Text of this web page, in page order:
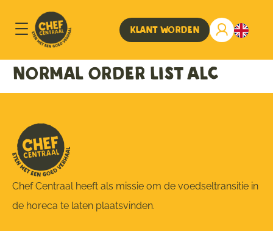
Klant worden
Normal order list ALC
Chef Centraal heeft als missie om de voedseltransitie in
de horeca te laten plaatsvinden.